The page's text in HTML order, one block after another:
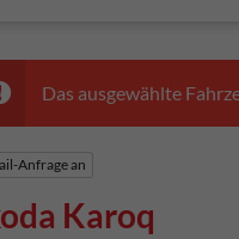
Das ausgewählte
Anfrage an
Karoq